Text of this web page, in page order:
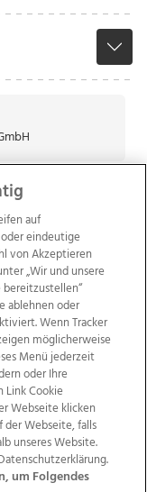
Jobs
Anzeigekunden
Werbung
auf
eindeutige
von Akzeptieren
„Wir und unsere
ablehnen oder
Wenn Tracker
möglicherweise
Menü jederzeit
oder Ihre
Link Cookie
Webseite klicken
der Webseite, falls
unseres Website.
um Folgendes